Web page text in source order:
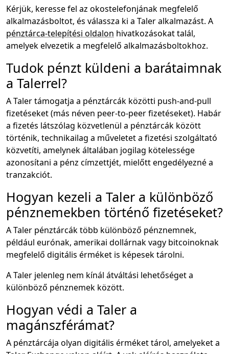
Kérjük, keresse fel az okostelefonjának megfelelő
alkalmazásboltot, és válassza ki a Taler alkalmazást. A
pénztárca-telepítési oldalon hivatkozásokat talál,
amelyek elvezetik a megfelelő alkalmazásboltokhoz.
Tudok pénzt küldeni a barátaimnak
a Talerrel?
A Taler támogatja a pénztárcák közötti push-and-pull
fizetéseket (más néven peer-to-peer fizetéseket). Habár
a fizetés látszólag közvetlenül a pénztárcák között
történik, technikailag a műveletet a fizetési szolgáltató
közvetíti, amelynek általában jogilag kötelessége
azonosítani a pénz címzettjét, mielőtt engedélyezné a
tranzakciót.
Hogyan kezeli a Taler a különböző
pénznemekben történő fizetéseket?
A Taler pénztárcák több különböző pénznemnek,
például eurónak, amerikai dollárnak vagy bitcoinoknak
megfelelő digitális érméket is képesek tárolni.
A Taler jelenleg nem kínál átváltási lehetőséget a
különböző pénznemek között.
Hogyan védi a Taler a
magánszférámat?
A pénztárcája olyan digitális érméket tárol, amelyeket a